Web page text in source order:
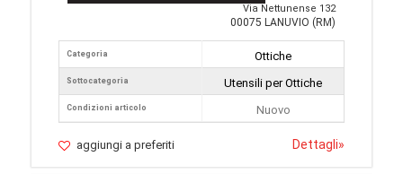
Via Nettunense 132
00075 LANUVIO (RM)
Categoria
Sottocategoria
Condizioni articolo
Ottiche
Utensili per Ottiche
Nuovo
aggiungi a preferiti Dettagli»